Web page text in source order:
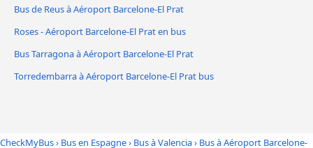
Bus de Reus à Aéroport Barcelone-El Prat
Roses - Aéroport Barcelone-El Prat en bus
Bus Tarragona à Aéroport Barcelone-El Prat
Torredembarra à Aéroport Barcelone-El Prat bus
CheckMyBus› Bus en Espagne› Bus à Valencia› Bus à Aéroport Barcelone-